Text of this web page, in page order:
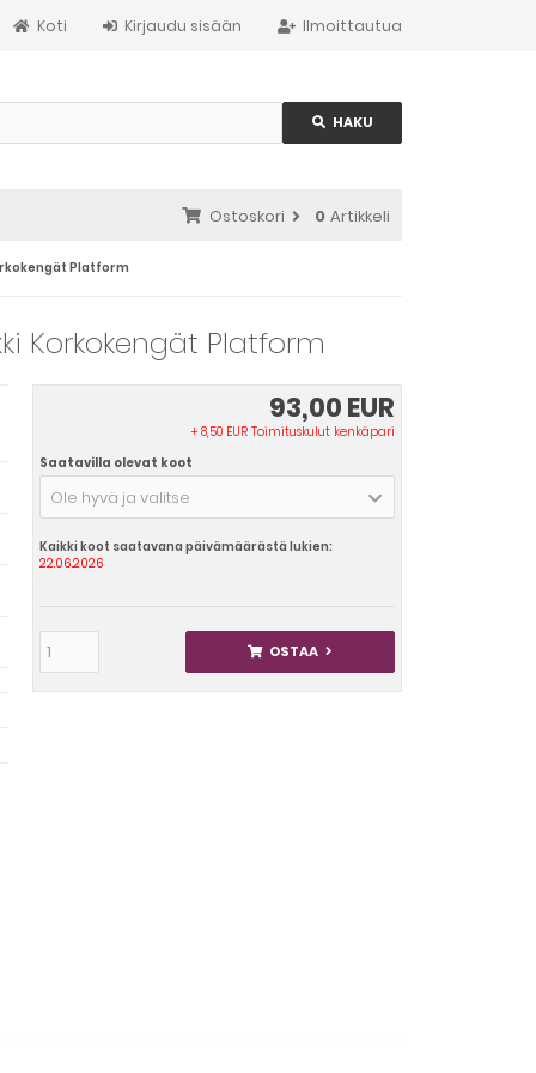
Ilmoittautua
Kirjaudu sisään
Koti
HAKU
Ostoskori 0 Artikkeli
Platform
Korkokengät Platform
93,00 EUR
+ 8,50 EUR Toimituskulut kenkäpari
Saatavilla olevat koot
Ole hyvä ja valitse
Kaikki koot saatavana päivämäärästä lukien:
22.06.2026
OSTAA